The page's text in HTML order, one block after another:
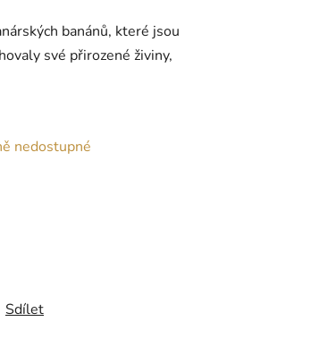
banánů, které jsou
své přirozené živiny,
nedostupné
Sdílet